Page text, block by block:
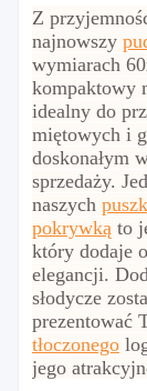
Z
najnowszy
wymiarach
kompaktowy
idealny do
miętowych i
doskonałym
sprzedaży.
naszych
pokrywką to
który dodaje
elegancji.
słodycze
prezentować
tłoczonego
jego